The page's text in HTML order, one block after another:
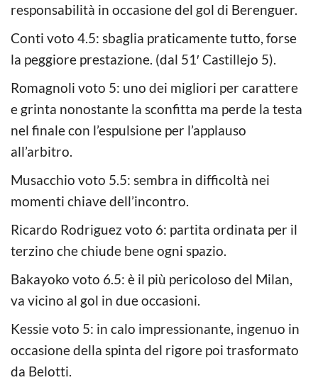
responsabilità in occasione del gol di Berenguer.
Conti voto 4.5: sbaglia praticamente tutto, forse
la peggiore prestazione. (dal 51′ Castillejo 5).
Romagnoli voto 5: uno dei migliori per carattere
e grinta nonostante la sconfitta ma perde la testa
nel finale con l’espulsione per l’applauso
all’arbitro.
Musacchio voto 5.5: sembra in difficoltà nei
momenti chiave dell’incontro.
Ricardo Rodriguez voto 6: partita ordinata per il
terzino che chiude bene ogni spazio.
Bakayoko voto 6.5: è il più pericoloso del Milan,
va vicino al gol in due occasioni.
Kessie voto 5: in calo impressionante, ingenuo in
occasione della spinta del rigore poi trasformato
da Belotti.